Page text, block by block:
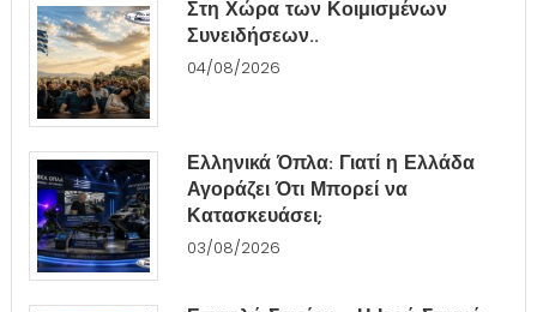
Στη Χώρα των Κοιμισμένων
Συνειδήσεων..
04/08/2026
Ελληνικά Όπλα: Γιατί η Ελλάδα
Αγοράζει Ότι Μπορεί να
Κατασκευάσει;
03/08/2026